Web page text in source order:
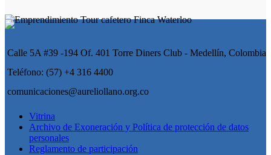
Calle 5A #39 -194 Of. 401 Torre Diners Club - Medellín, Colombia
Teléfono: (57) +4 316 4400
comunicaciones@aureliollano.org.co
Vitrina
Archivo de Exoneración y Política de protección de datos
personales
Reglamento de participación